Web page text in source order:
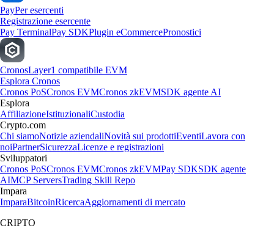
PayPer esercenti
Registrazione esercente
Pay TerminalPay SDKPlugin eCommercePronostici
CronosLayer1 compatibile EVM
Esplora Cronos
Cronos PoSCronos EVMCronos zkEVMSDK agente AI
Esplora
AffiliazioneIstituzionaliCustodia
Crypto.com
Chi siamoNotizie aziendaliNovità sui prodottiEventiLavora con
noiPartnerSicurezzaLicenze e registrazioni
Sviluppatori
Cronos PoSCronos EVMCronos zkEVMPay SDKSDK agente
AIMCP ServersTrading Skill Repo
Impara
ImparaBitcoinRicercaAggiornamenti di mercato
CRIPTO